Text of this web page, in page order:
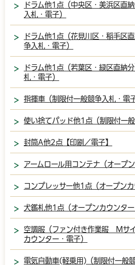
ドラム他1点（中央区・美浜区直
入札・電子）
ドラム他1点（花見川区・稲毛区
争入札・電子）
ドラム他1点（若葉区・緑区直納
札・電子）
指揮車（制限付一般競争入札・電子
使い捨てパッド他1点（制限付一般
封筒A他2点【印刷／電子】
アームロール用コンテナ（オープ
コンプレッサー他1点（オープンカ
犬鑑札他1点（オープンカウンター
空調服（ファン付き作業服 Mサ
カウンター・電子）
電気自動車(軽乗用)（制限付一般